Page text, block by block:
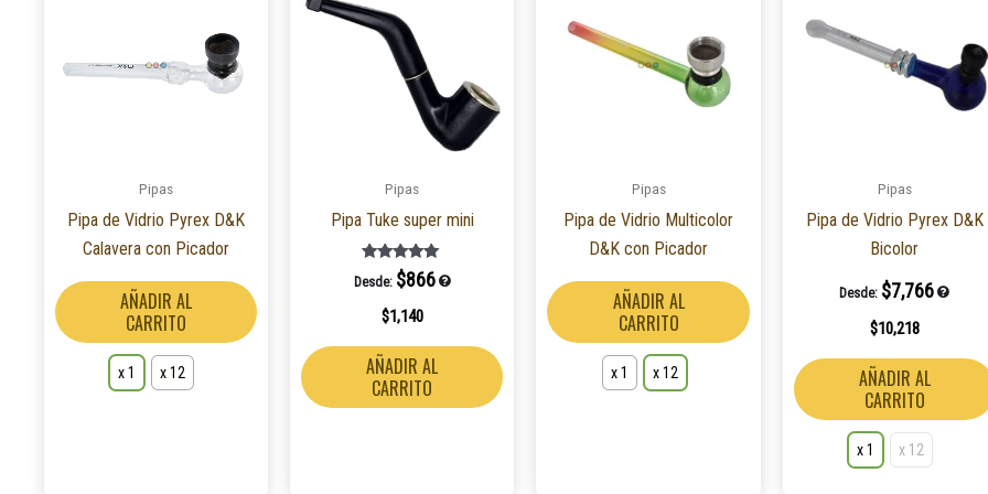
Pipas
Pipa de Vidrio Pyrex D&K
Calavera con Picador
AÑADIR AL
CARRITO
página
producto
x 1 x 12
Pipas
Pipa Tuke super mini
Valorado en
5.00
Desde: $866
$1,140
AÑADIR AL
CARRITO
Pipas
Pipa de Vidrio Multicolor
D&K con Picador
AÑADIR AL
CARRITO
página
producto
x 1 x 12
Pipas
Pipa de Vidrio Pyrex D&K
Bicolor
Desde: $7,766
$10,218
AÑADIR AL
CARRITO
x 1 x 12